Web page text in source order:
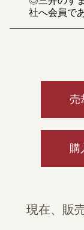
社へ会員で
売
購
現在、販